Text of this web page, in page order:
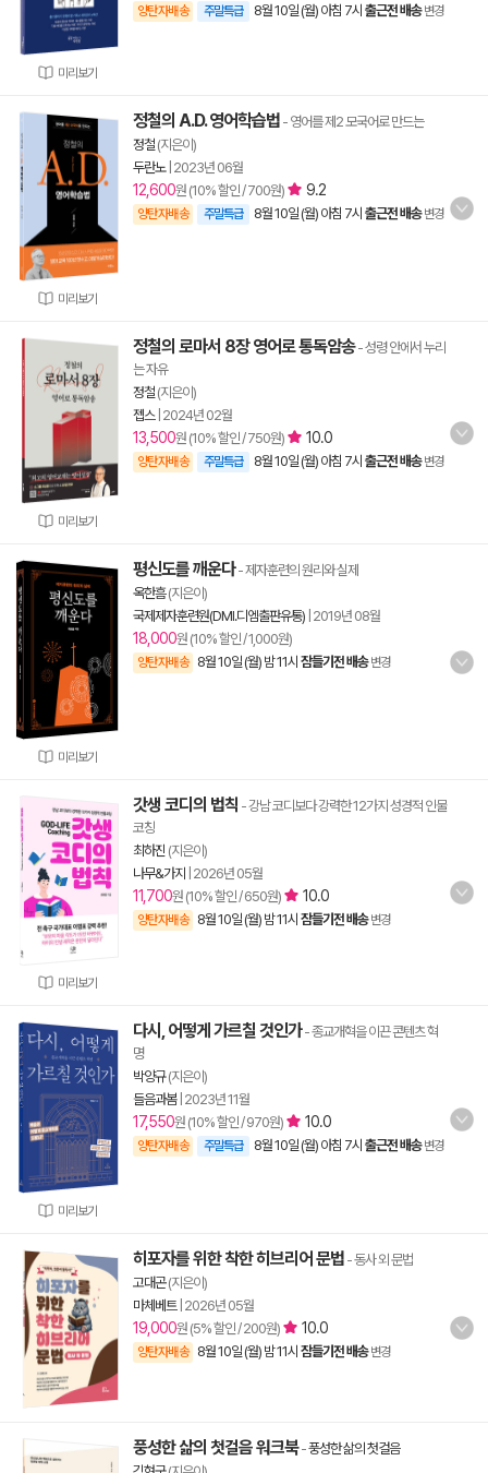
미리보기
양탄자배송 주말특급 8월 10일 (월) 아침 7시 출근전 배송 변경
미리보기
정철의 A.D. 영어학습법 - 영어를 제2 모국어로 만드는
정철 (지은이)
두란노| 2023년 06월
12,600원 (10% 할인 / 700원) 9.2
양탄자배송 주말특급 8월 10일 (월) 아침 7시 출근전 배송 변경
미리보기
정철의 로마서 8장 영어로 통독암송- 성령 안에서 누리
는 자유
정철 (지은이)
젭스| 2024년 02월
13,500원 (10% 할인 / 750원) 10.0
양탄자배송 주말특급 8월 10일 (월) 아침 7시 출근전 배송 변경
미리보기
평신도를 깨운다- 제자훈련의 원리와 실제
옥한흠(지은이)
국제제자훈련원(DMI.디엠출판유통) 2019년 08월
18,000원 (10% 할인 / 1,000원)
양탄자배송 8월 10일 (월) 밤 11시 잠들기전 배송 변경
미리보기
갓생 코디의 법칙 - 강남 코디보다 강력한 12가지 성경적 인물
코칭
최하진 (지은이)
나무&가지
2026년 05월
11,700원 (10% 할인 / 650원) 10.0
양탄자배송 8월 10일 (월) 밤 11시 잠들기전 배송 변경
미리보기
다시, 어떻게 가르칠 것인가- 종교개혁을 이끈 콘텐츠 혁
명
박양규(지은이)
들음과봄| 2023년 11월
17,550원 (10% 할인 / 970원) 10.0
양탄자배송 주말특급 8월 10일 (월) 아침 7시 출근전 배송 변경
히포자를 위한 착한 히브리어 문법 - 동사 외 문법
고대곤(지은이)
마체베트| 2026년 05월
19,000원 (5% 할인 / 200원) 10.0
양탄자배송 8월 10일 (월) 밤 11시 잠들기전 배송 변경
풍성한 삶의 첫걸음 워크북-풍성한 삶의 첫걸음